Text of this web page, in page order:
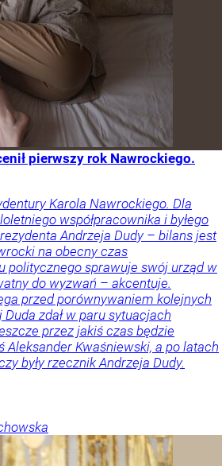
pierwszy rok Nawrockiego.
Karola Nawrockiego. Dla
współpracownika i byłego
Andrzeja Dudy – bilans jest
na obecny czas
politycznego sprawuje swój urząd w
do wyzwań – akcentuje.
przed porównywaniem kolejnych
zdał w paru sytuacjach
przez jakiś czas będzie
Aleksander Kwaśniewski, a po latach
były rzecznik Andrzeja Dudy.